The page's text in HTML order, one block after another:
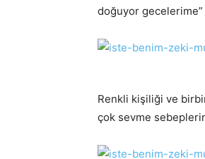
doğuyor gecelerime”
Renkli kişiliği ve
çok sevme